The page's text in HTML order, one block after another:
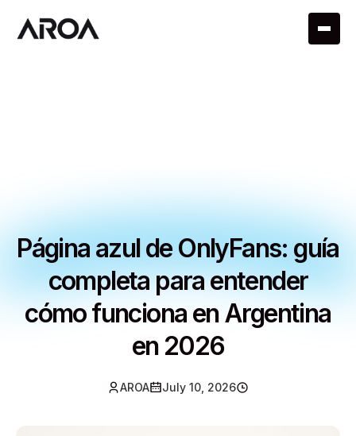
Página azul de OnlyFans: guía
completa para entender
cómo funciona en Argentina
en 2026
AROA July 10, 2026